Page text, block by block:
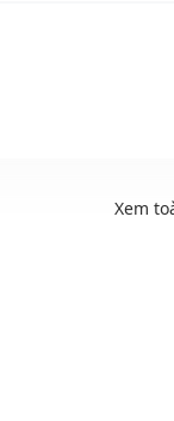
Xem